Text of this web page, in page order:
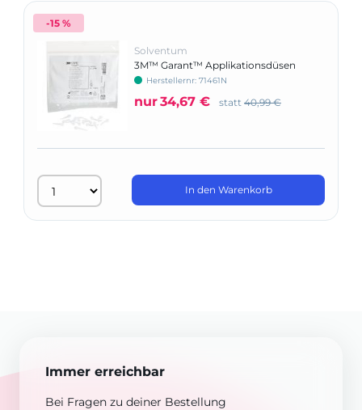
-15 %
Solventum
3M™ Garant™ Applikationsdüsen
Herstellernr: 71461N
nur34,67 € statt 40,99 €
In den Warenkorb
Immer erreichbar
Bei Fragen zu deiner Bestellung